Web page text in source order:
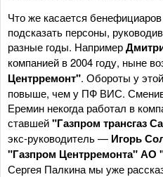
Что же касается
подсказать персоны,
разные годы. Например
компанией в 2004 году, ныне
Центрремонт". Обороты у
повыше, чем у ПФ ВИС.
Еремин некогда работал в
ставшей"Газпром трансгаз
экс-руководитель — Игорь
"Газпром Центрремонта"
Сергея Палкина мы уже